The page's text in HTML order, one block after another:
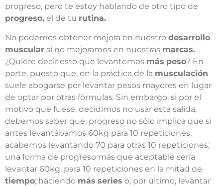
progreso, pero te estoy hablando de otro tipo de
progreso, el de tu rutina.
No podemos obtener mejora en nuestro desarrollo
muscular si no mejoramos en nuestras marcas.
¿Quiere decir esto que levantemos más peso? En
parte, puesto que, en la práctica de la musculación
suele abogarse por levantar pesos mayores en lugar
de optar por otras fórmulas. Sin embargo, si por el
motivo que fuese, decidimos no usar esta salida,
debemos saber que, progreso no sólo implica que si
antes levantábamos 60kg para 10 repeticiones,
acabemos levantando 70 para otras 10 repeticiones;
una forma de progreso más que aceptable sería
levantar 60kg, para 10 repeticiones en la mitad de
tiempo; haciendo más series o, por último, levantar